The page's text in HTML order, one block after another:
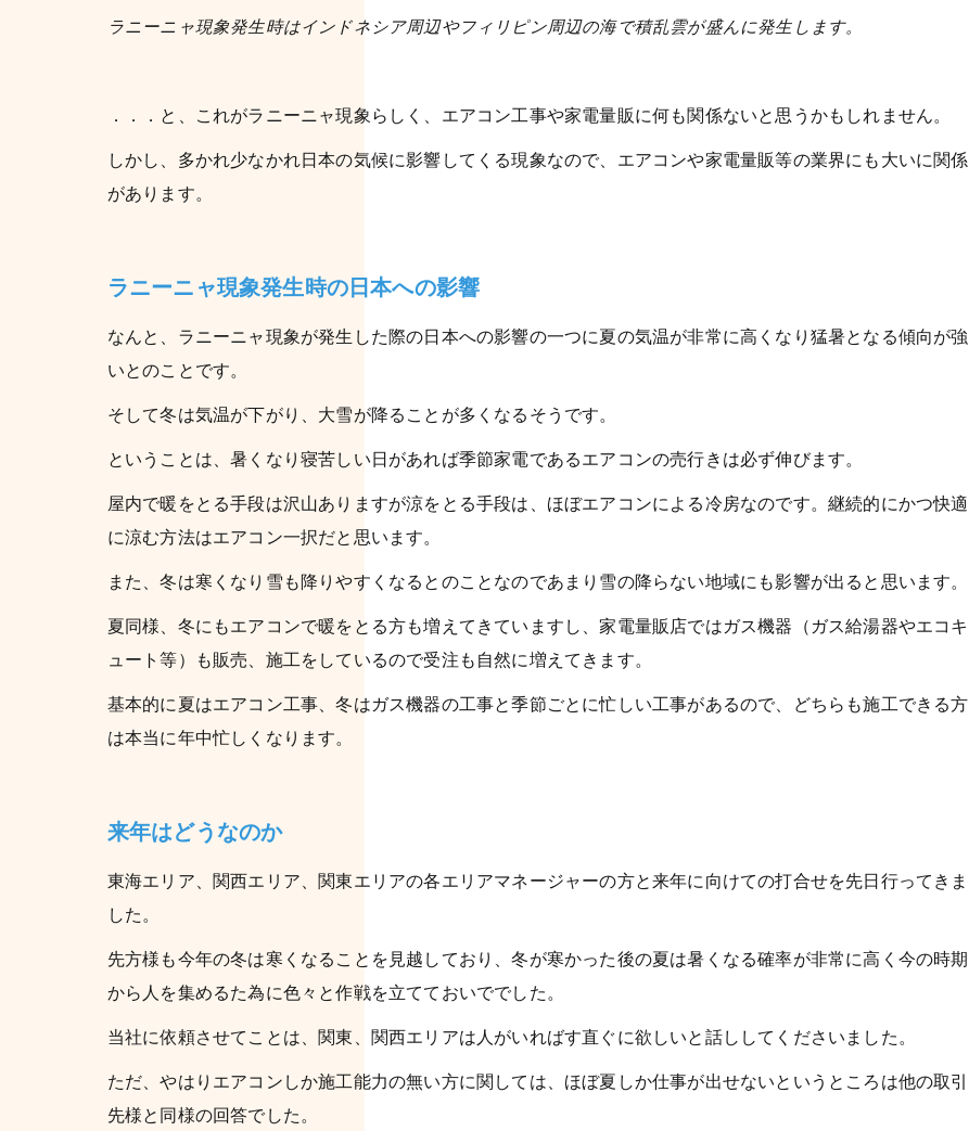
ラニーニャ現象発生時はインドネシア周辺やフィリピン周辺の海で積乱雲が盛んに発生します。
．．．と、これがラニーニャ現象らしく、エアコン工事や家電量販に何も関係ないと思うかもしれません。
しかし、多かれ少なかれ日本の気候に影響してくる現象なので、エアコンや家電量販等の業界にも大いに関係
があります。
ラニーニャ現象発生時の日本への影響
なんと、ラニーニャ現象が発生した際の日本への影響の一つに夏の気温が非常に高くなり猛暑となる傾向が強
いとのことです。
そして冬は気温が下がり、大雪が降ることが多くなるそうです。
ということは、暑くなり寝苦しい日があれば季節家電であるエアコンの売行きは必ず伸びます。
屋内で暖をとる手段は沢山ありますが涼をとる手段は、ほぼエアコンによる冷房なのです。継続的にかつ快適
に涼む方法はエアコン一択だと思います。
また、冬は寒くなり雪も降りやすくなるとのことなのであまり雪の降らない地域にも影響が出ると思います。
夏同様、冬にもエアコンで暖をとる方も増えてきていますし、家電量販店ではガス機器（ガス給湯器やエコキ
ュート等）も販売、施工をしているので受注も自然に増えてきます。
基本的に夏はエアコン工事、冬はガス機器の工事と季節ごとに忙しい工事があるので、どちらも施工できる方
は本当に年中忙しくなります。
来年はどうなのか
東海エリア、関西エリア、関東エリアの各エリアマネージャーの方と来年に向けての打合せを先日行ってきま
した。
先方様も今年の冬は寒くなることを見越しており、冬が寒かった後の夏は暑くなる確率が非常に高く今の時期
から人を集めるた為に色々と作戦を立てておいででした。
当社に依頼させてことは、関東、関西エリアは人がいればす直ぐに欲しいと話ししてくださいました。
ただ、やはりエアコンしか施工能力の無い方に関しては、ほぼ夏しか仕事が出せないというところは他の取引
先様と同様の回答でした。